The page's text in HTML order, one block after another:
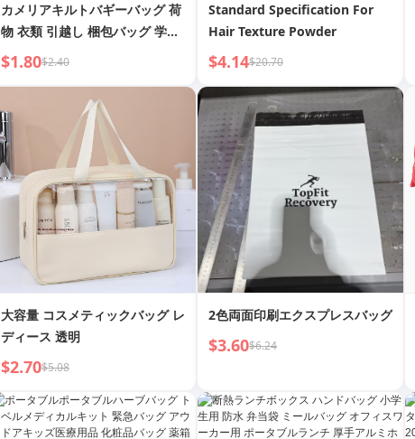
カメリアキルトバギーバッグ 荷
物 衣類 引越し 梱包バッグ 学生
コットンキルト 特殊 サッチェル
大容量
$1.80$2.40
Standard Specification For
Hair Texture Powder
$4.14$20.70
大容量 コスメティックバッグ レ
ディース 透明
$2.70$5.08
2色両面印刷エクスプレスバッグ
$3.60$6.24